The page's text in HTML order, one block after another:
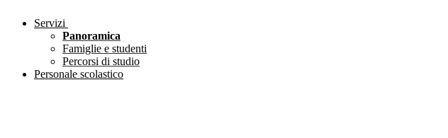
Servizi
Panoramica
Famiglie e studenti
Percorsi di studio
Personale scolastico